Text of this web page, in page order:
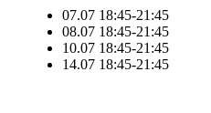
07.07 18:45-21:45
08.07 18:45-21:45
10.07 18:45-21:45
14.07 18:45-21:45